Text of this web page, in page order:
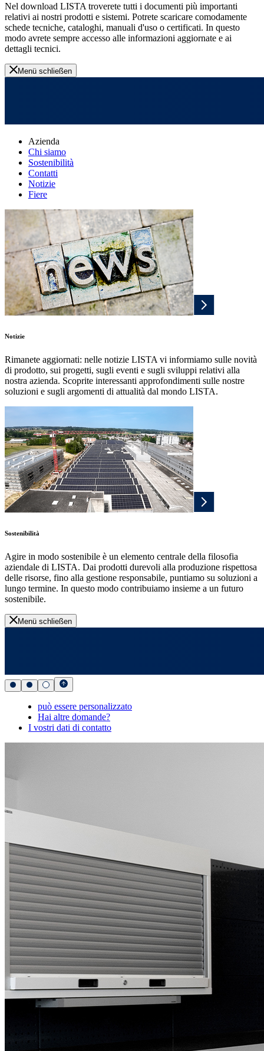
Nel download LISTA troverete tutti i documenti più importanti
relativi ai nostri prodotti e sistemi. Potrete scaricare comodamente
schede tecniche, cataloghi, manuali d'uso o certificati. In questo
modo avrete sempre accesso alle informazioni aggiornate e ai
dettagli tecnici.
Menü schließen
Azienda
Chi siamo
Sostenibilità
Contatti
Notizie
Fiere
Notizie
Rimanete aggiornati: nelle notizie LISTA vi informiamo sulle novità
di prodotto, sui progetti, sugli eventi e sugli sviluppi relativi alla
nostra azienda. Scoprite interessanti approfondimenti sulle nostre
soluzioni e sugli argomenti di attualità dal mondo LISTA.
Sostenibilità
Agire in modo sostenibile è un elemento centrale della filosofia
aziendale di LISTA. Dai prodotti durevoli alla produzione rispettosa
delle risorse, fino alla gestione responsabile, puntiamo su soluzioni a
lungo termine. In questo modo contribuiamo insieme a un futuro
sostenibile.
Menü schließen
può essere personalizzato
Hai altre domande?
I vostri dati di contatto